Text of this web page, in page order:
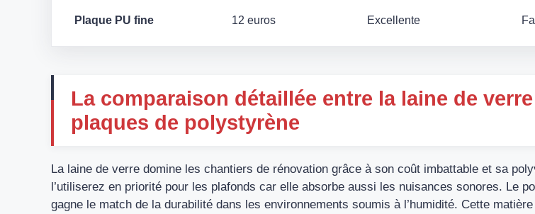
Plaque PU fine 12 euros Excellente
La comparaison détaillée entre la laine de
plaques de polystyrène
La laine de verre domine les chantiers de rénovation grâce à son coût imbattable et sa
l’utiliserez en priorité pour les plafonds car elle absorbe aussi les nuisances sonores. Le
gagne le match de la durabilité dans les environnements soumis à l’humidité. Cette